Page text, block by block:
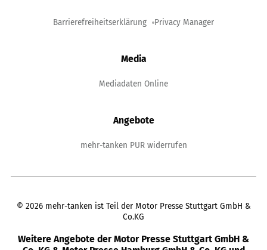
Barrierefreiheitserklärung Privacy Manager
Media
Mediadaten Online
Angebote
mehr-tanken PUR widerrufen
© 2026 mehr-tanken ist Teil der Motor Presse Stuttgart GmbH &
Co.KG
Weitere Angebote der Motor Presse Stuttgart GmbH &